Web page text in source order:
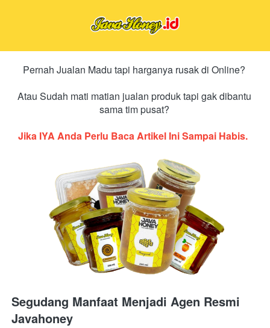
Pernah Jualan Madu tapi harganya rusak di Online?
Atau Sudah mati matian jualan produk tapi gak dibantu
sama tim pusat?
Jika IYA Anda Perlu Baca Artikel Ini Sampai Habis.
Segudang Manfaat Menjadi Agen Resmi
Javahoney